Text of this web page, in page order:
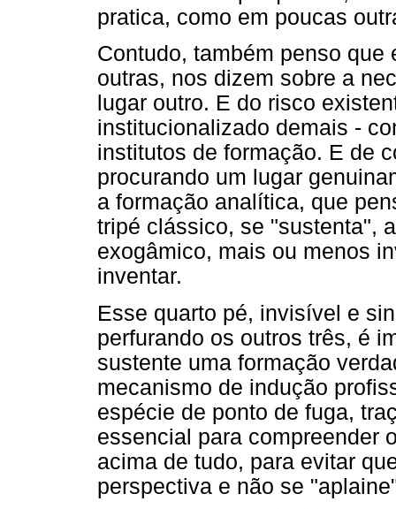
pratica, como em poucas
Contudo, também penso
outras, nos dizem sobre a
lugar outro. E do risco
institucionalizado demais -
institutos de formação. E de
procurando um lugar
a formação analítica, que
tripé clássico, se "sustenta",
exogâmico, mais ou menos
inventar.
Esse quarto pé, invisível e
perfurando os outros três, é
sustente uma formação
mecanismo de indução
espécie de ponto de fuga,
essencial para compreender
acima de tudo, para evitar
perspectiva e não se